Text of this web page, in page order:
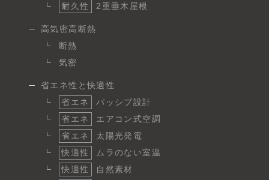
耐久性
2重垂木屋根
高気密高断熱
断熱
気密
省エネ性と快適性
省エネ
パッシブ設計
省エネ
エアコン式空調
省エネ
太陽光発電
快適性
ムラのない室温
快適性
自然素材